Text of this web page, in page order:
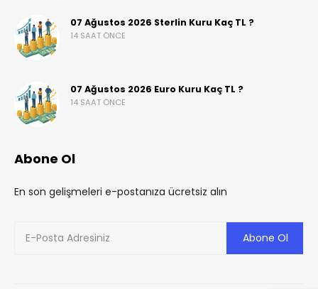
07 Ağustos 2026 Sterlin Kuru Kaç TL ?
14 SAAT ÖNCE
07 Ağustos 2026 Euro Kuru Kaç TL ?
14 SAAT ÖNCE
Abone Ol
En son gelişmeleri e-postanıza ücretsiz alın